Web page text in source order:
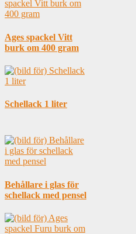
Ages spackel Vitt
burk om 400 gram
Schellack 1 liter
Behållare i glas för
schellack med pensel